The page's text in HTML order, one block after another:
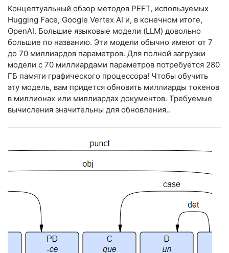
Концептуальный обзор методов PEFT, используемых
Hugging Face, Google Vertex AI и, в конечном итоге,
OpenAI. Большие языковые модели (LLM) довольно
большие по названию. Эти модели обычно имеют от 7
до 70 миллиардов параметров. Для полной загрузки
модели с 70 миллиардами параметров потребуется 280
ГБ памяти графического процессора! Чтобы обучить
эту модель, вам придется обновить миллиарды токенов
в миллионах или миллиардах документов. Требуемые
вычисления значительны для обновления..